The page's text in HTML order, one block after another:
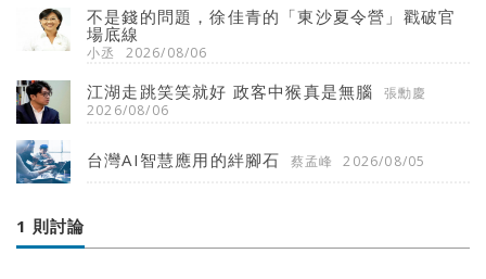
不是錢的問題，徐佳青的「東沙夏令營」戳破官
場底線
小丞 2026/08/06
江湖走跳笑笑就好 政客中猴真是無腦
張勳慶
2026/08/06
台灣AI智慧應用的絆腳石 蔡孟峰 2026/08/05
1 則討論